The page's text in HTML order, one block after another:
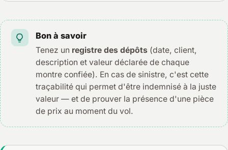
Bon à savoir
Tenez un registre des dépôts (date, client,
description et valeur déclarée de chaque
montre confiée). En cas de sinistre, c'est cette
traçabilité qui permet d'être indemnisé à la juste
valeur — et de prouver la présence d'une pièce
de prix au moment du vol.